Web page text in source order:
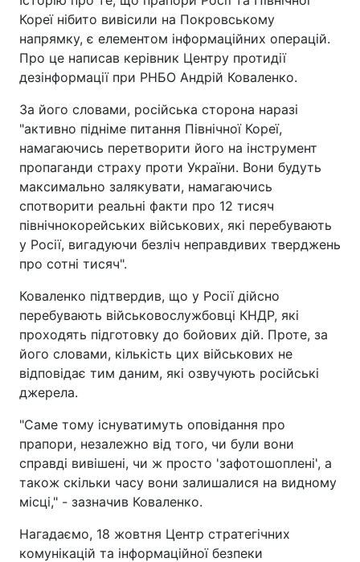
Кореї нібито вивісили на Покровському
напрямку, є елементом інформаційних операцій.
Про це написав керівник Центру протидії
дезінформації при РНБО Андрій Коваленко.
За його словами, російська сторона наразі
"активно підніме питання Північної Кореї,
намагаючись перетворити його на інструмент
пропаганди страху проти України. Вони будуть
максимально залякувати, намагаючись
спотворити реальні факти про 12 тисяч
північнокорейських військових, які перебувають
у Росії, вигадуючи безліч неправдивих тверджень
про сотні тисяч".
Коваленко підтвердив, що у Росії дійсно
перебувають військовослужбовці КНДР, які
проходять підготовку до бойових дій. Проте, за
його словами, кількість цих військових не
відповідає тим даним, які озвучують російські
джерела.
"Саме тому існуватимуть оповідання про
прапори, незалежно від того, чи були вони
справді вивішені, чи ж просто 'зафотошоплені', а
також скільки часу вони залишалися на видному
місці," - зазначив Коваленко.
Нагадаємо, 18 жовтня Центр стратегічних
комунікацій та інформаційної безпеки